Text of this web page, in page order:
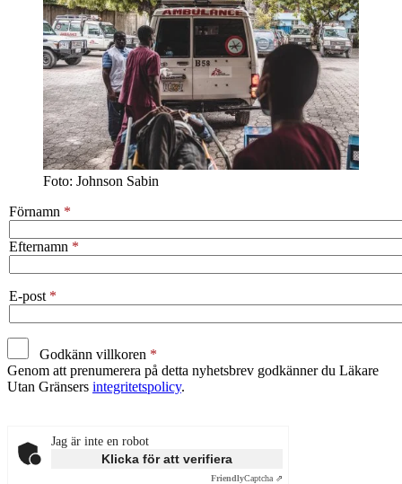
Foto: Johnson Sabin
Förnamn
Efternamn
E-post
Godkänn villkoren
Genom att prenumerera på detta nyhetsbrev godkänner du Läkare
Utan Gränsers integritetspolicy.
Jag är inte en robot
Klicka för att verifiera
FriendlyCaptcha ⇗